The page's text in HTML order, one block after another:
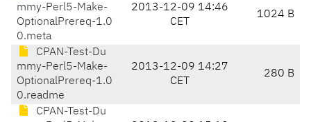
mmy-Perl5-Make-
OptionalPrereq-1.0
0.meta
2013-12-09 14:46
CET
1024 B
CPAN-Test-Du
mmy-Perl5-Make-
OptionalPrereq-1.0
0.readme
2013-12-09 14:27
CET
280 B
CPAN-Test-Du